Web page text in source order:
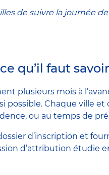
de suivre la journée
qu’il faut savoir
plusieurs mois à
possible. Chaque ville
ou au temps de
d’inscription et
d’attribution étudie